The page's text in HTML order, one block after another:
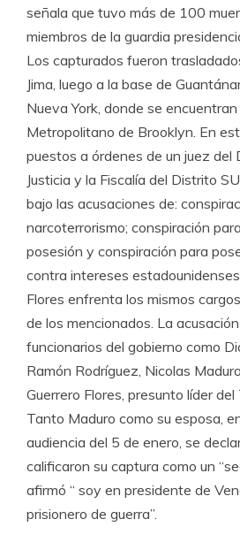
señala que tuvo más de 100
miembros de la guardia
Los capturados fueron
Jima, luego a la base de
Nueva York, donde se
Metropolitano de Brooklyn. En
puestos a órdenes de un juez
Justicia y la Fiscalía del Distrito
bajo las acusaciones de:
narcoterrorismo; conspiración
posesión y conspiración para
contra intereses
Flores enfrenta los mismos
de los mencionados. La
funcionarios del gobierno como
Ramón Rodríguez, Nicolas
Guerrero Flores, presunto líder del
Tanto Maduro como su esposa,
audiencia del 5 de enero, se
calificaron su captura como un
afirmó “ soy en presidente de
prisionero de guerra”.